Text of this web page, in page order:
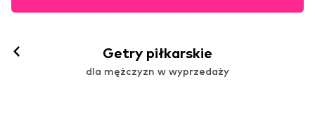
Getry piłkarskie
dla mężczyzn w wyprzedaży